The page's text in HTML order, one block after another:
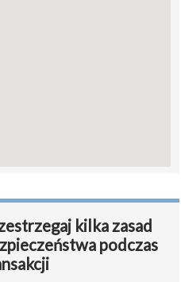
kilka zasad
podczas